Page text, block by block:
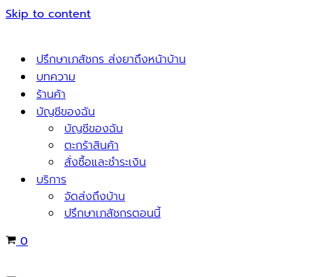
Skip to content
ปรึกษาเภสัชกร ส่งยาถึงหน้าบ้าน
บทความ
ร้านค้า
บัญชีของฉัน
บัญชีของฉัน
ตะกร้าสินค้า
สั่งซื้อและชำระเงิน
บริการ
จัดส่งถึงบ้าน
ปรึกษาเภสัชกรตอนนี้
Cart
0